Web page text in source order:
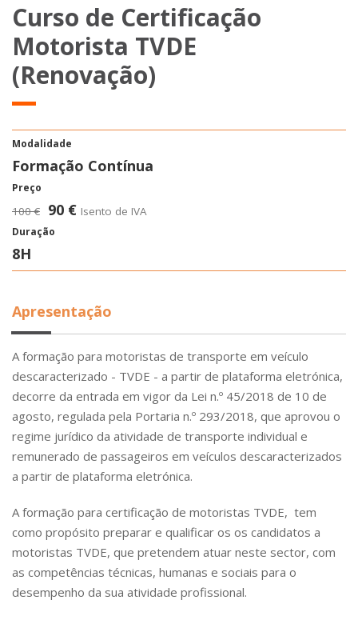
Curso de Certificação
Motorista TVDE
(Renovação)
Modalidade
Formação Contínua
Preço
100 € 90 € Isento de IVA
Duração
8H
Apresentação
A formação para motoristas de transporte em veículo
descaracterizado - TVDE - a partir de plataforma eletrónica,
decorre da entrada em vigor da Lei n.º 45/2018 de 10 de
agosto, regulada pela Portaria n.º 293/2018, que aprovou o
regime jurídico da atividade de transporte individual e
remunerado de passageiros em veículos descaracterizados
a partir de plataforma eletrónica.
A formação para certificação de motoristas TVDE, tem
como propósito preparar e qualificar os os candidatos a
motoristas TVDE, que pretendem atuar neste sector, com
as competências técnicas, humanas e sociais para o
desempenho da sua atividade profissional.